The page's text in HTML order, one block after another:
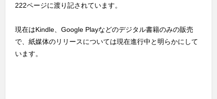
222ページに渡り記されています。
現在はKindle、Google Playなどのデジタル書籍のみの販売
で、紙媒体のリリースについては現在進行中と明らかにして
います。